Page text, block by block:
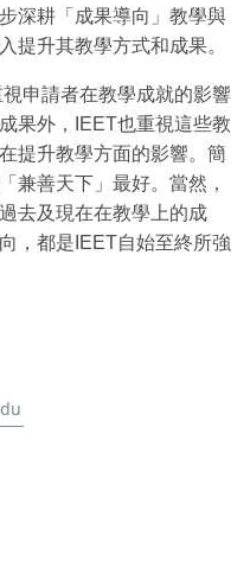
深耕「成果導向」教學與
提升其教學方式和成果。
申請者在教學成就的影響
果外，IEET也重視這些教
提升教學方面的影響。簡
兼善天下」最好。當然，
去及現在在教學上的成
，都是IEET自始至終所強